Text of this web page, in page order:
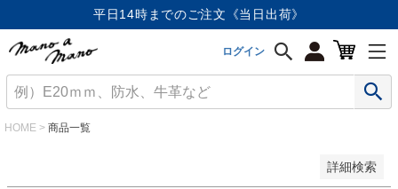
平日14時までのご注文《当日出荷》
ログイン
HOME 商品一覧
詳細検索
価格が安い順
価格が高い順
優先度順
キーワードヒット順